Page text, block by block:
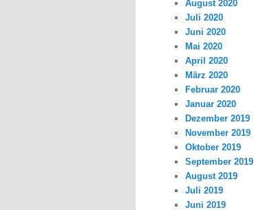
August 2020
Juli 2020
Juni 2020
Mai 2020
April 2020
März 2020
Februar 2020
Januar 2020
Dezember 2019
November 2019
Oktober 2019
September 2019
August 2019
Juli 2019
Juni 2019